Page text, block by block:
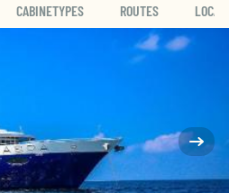
CABINETYPES ROUTES